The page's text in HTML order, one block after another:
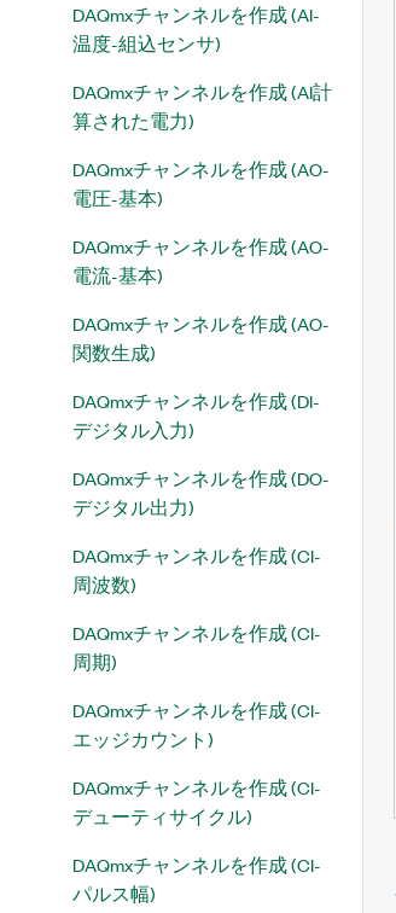
DAQmxチャンネルを作成 (AI-
温度-組込センサ)
DAQmxチャンネルを作成 (AI計
算された電力)
DAQmxチャンネルを作成 (AO-
電圧-基本)
DAQmxチャンネルを作成 (AO-
電流-基本)
DAQmxチャンネルを作成 (AO-
関数生成)
DAQmxチャンネルを作成 (DI-
デジタル入力)
DAQmxチャンネルを作成 (DO-
デジタル出力)
DAQmxチャンネルを作成 (CI-
周波数)
DAQmxチャンネルを作成 (CI-
周期)
DAQmxチャンネルを作成 (CI-
エッジカウント)
DAQmxチャンネルを作成 (CI-
デューティサイクル)
DAQmxチャンネルを作成 (CI-
パルス幅)